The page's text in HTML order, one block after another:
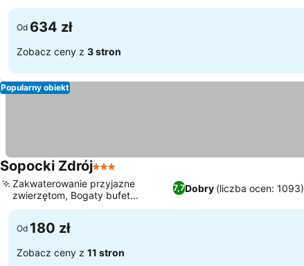
Od 634 zł
Zobacz ceny z 3 stron
Popularny obiekt
Sopocki Zdrój3 Kategoria
7,7Dobry (liczba ocen: 1093)
Zakwaterowanie przyjazne
zwierzętom, Bogaty bufet
śniadaniowy
Od 180 zł
Zobacz ceny z 11 stron